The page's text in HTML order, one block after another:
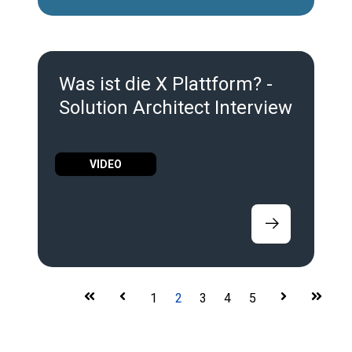
Was ist die X Plattform? -
Solution Architect Interview
VIDEO
First Prev 1 2 3 4 5 Next Last